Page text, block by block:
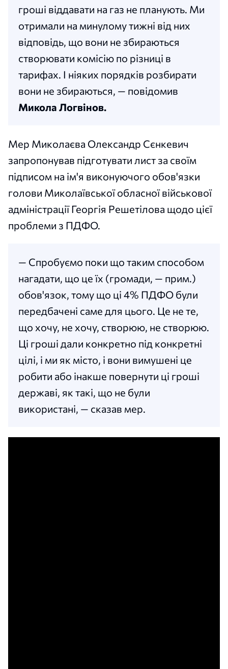
гроші віддавати на газ не планують. Ми
отримали на минулому тижні від них
відповідь, що вони не збираються
створювати комісію по різниці в
тарифах. І ніяких порядків розбирати
вони не збираються, — повідомив
Микола Логвінов.
Мер Миколаєва Олександр Сєнкевич
запропонував підготувати лист за своїм
підписом на ім'я виконуючого обов'язки
голови Миколаївської обласної військової
адміністрації Георгія Решетілова щодо цієї
проблеми з ПДФО.
— Спробуємо поки що таким способом
нагадати, що це їх (громади, — прим.)
обов'язок, тому що ці 4% ПДФО були
передбачені саме для цього. Це не те,
що хочу, не хочу, створюю, не створюю.
Ці гроші дали конкретно під конкретні
цілі, і ми як місто, і вони вимушені це
робити або інакше повернути ці гроші
державі, як такі, що не були
використані, — сказав мер.